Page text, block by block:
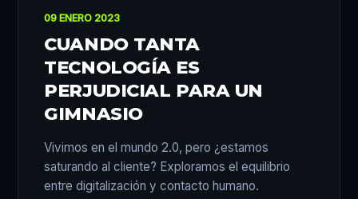
09 ENERO 2023
CUANDO TANTA
TECNOLOGÍA ES
PERJUDICIAL PARA UN
GIMNASIO
Vivimos en el mundo 2.0, pero ¿estamos
saturando al cliente? Exploramos el equilibrio
entre digitalización y contacto humano.